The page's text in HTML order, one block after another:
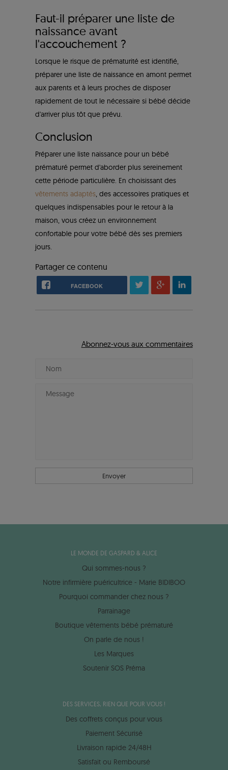
Faut-il préparer une liste de
naissance avant
l'accouchement ?
Lorsque le risque de prématurité est identifié,
préparer une liste de naissance en amont permet
aux parents et à leurs proches de disposer
rapidement de tout le nécessaire si bébé décide
d'arriver plus tôt que prévu.
Conclusion
Préparer une liste naissance pour un bébé
prématuré permet d'aborder plus sereinement
cette période particulière. En choisissant des
vêtements adaptés, des accessoires pratiques et
quelques indispensables pour le retour à la
maison, vous créez un environnement
confortable pour votre bébé dès ses premiers
jours.
Partager ce contenu
FACEBOOK
Abonnez-vous aux commentaires
LE MONDE DE GASPARD & ALICE
Qui sommes-nous ?
Notre infirmière puéricultrice - Marie BIDIBOO
Pourquoi commander chez nous ?
Parrainage
Boutique vêtements bébé prématuré
On parle de nous !
Les Marques
Soutenir SOS Préma
DES SERVICES, RIEN QUE POUR VOUS !
Des coffrets conçus pour vous
Paiement Sécurisé
Livraison rapide 24/48H
Satisfait ou Remboursé